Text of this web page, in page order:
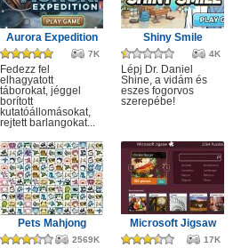
Aurora Expedition
7K
Fedezz fel
elhagyatott
táborokat, jéggel
borított
kutatóállomásokat,
rejtett barlangokat...
Shiny Smile
4K
Lépj Dr. Daniel
Shine, a vidám és
eszes fogorvos
szerepébe!
Pets Mahjong
2569K
Microsoft Jigsaw
17K